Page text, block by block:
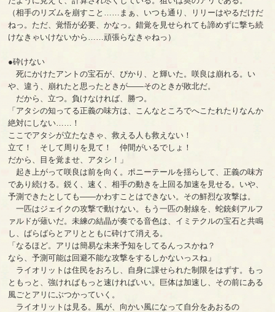
（相手のリズムを崩すこと……まぁ、いつも通り、リリーはやるだけだ
ねっ。ただ、覚悟が必要、かなっ。錯覚を見せられても諦めずに撃ち続
けなきゃいけないから……頑張らなきゃねっ）
●砕けない
死にかけたアントの宝石が、ぴかり、と輝いた。咲良は崩れる。い
や、違う、崩れたと思ったときが――そのときが敗北だ。
だから、立つ。負けなければ、勝つ。
「アタシの知ってる正義の味方は、こんなところでへこたれたりなんか
絶対にしない……！
ここでアタシが立たなきゃ、救える人も救えない！
立て！ そして周りを見て！ 仲間がいるでしょ！
だから、目を覚ませ、アタシ！」
起き上がって咲良は前を向く。ポニーテールを揺らして、正義の味方
であり続ける。鋭く、速く、相手の動きを上回る加速を見せる。いや、
予測できたとしても――かわすことはできない。その鮮烈な攻撃は。
一匹はジェイクの攻撃で動けない。もう一匹の射線を、蛇銃剣アルフ
ァルドが薙いだ。未練の結晶が奏でる音色は、イミテクルの宝石と共鳴
し、ばらばらとアリとともに砕けて消える。
「なるほど。アリは簡易な未来予知をしてるんっスかね？
なら、予測可能は回避不能な攻撃をするしかないっスね」
ライオリットは住民をおろし、自身に課せられた制限をはずす。もっ
ともっと、強ければもっと速ければいい。巨体は加速し、その前にある
風ごとアリにぶつかっていく。
ライオリットは見る。風が、向かい風になって自分をあおるの